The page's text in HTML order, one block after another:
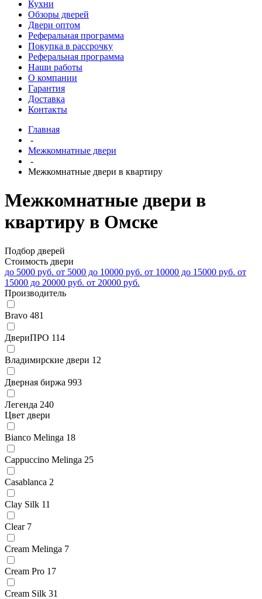
Кухни
Обзоры дверей
Двери оптом
Реферальная программа
Покупка в рассрочку
Реферальная программа
Наши работы
О компании
Гарантия
Доставка
Контакты
Главная
-
Межкомнатные двери
-
Межкомнатные двери в квартиру
Межкомнатные двери в
квартиру в Омске
Подбор дверей
Стоимость двери
до 5000 руб. от 5000 до 10000 руб. от 10000 до 15000 руб. от
15000 до 20000 руб. от 20000 руб.
Производитель
Bravo 481
ДвериПРО 114
Владимирские двери 12
Дверная биржа 993
Легенда 240
Цвет двери
Bianco Melinga 18
Cappuccino Melinga 25
Casablanca 2
Clay Silk 11
Clear 7
Cream Melinga 7
Cream Pro 17
Cream Silk 31